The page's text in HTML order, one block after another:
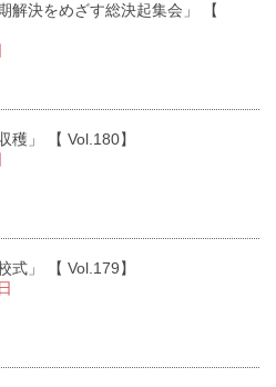
解決をめざす総決起集会」 【
穫」 【 Vol.180】
式」 【 Vol.179】